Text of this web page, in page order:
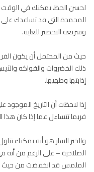
لحسن الحظ، يمكنك في الوقت
المجمدة التي قد تساعدك
وسريعة التحضير للغاية.
حيث من المحتمل أن يكون
ذلك الخضروات والفواكه
إذابتها وطهيها.
إذا لاحظت أن التاريخ
فربما تتساءل عما إذا كان هذا
والخبر السار هو أنه يمكنك
الصلاحية – على الرغم من أنه
الملمس قد انخفضت من حيث